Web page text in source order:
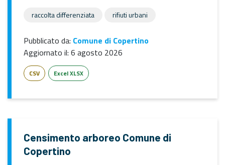
raccolta differenziata rifiuti urbani
Pubblicato da: Comune di Copertino
Aggiornato il: 6 agosto 2026
CSV Excel XLSX
Censimento arboreo Comune di
Copertino